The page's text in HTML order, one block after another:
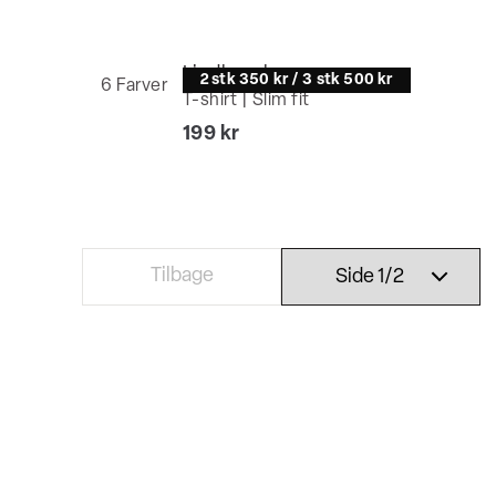
6 Farver 2 stk 350 kr / 3 stk 500 kr
Lindbergh
T-shirt | Slim fit
I alt (inkl. rabat)
199 kr
Tilbage